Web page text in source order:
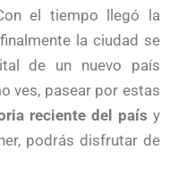
el tiempo llegó la
la ciudad se
de un nuevo país
ves, pasear por estas
reciente del país y
podrás disfrutar de